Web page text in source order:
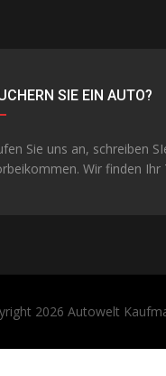
SIE EIN AUTO?
Sie uns an, schreiben
Wir finden Ihr
2026 Autowelt